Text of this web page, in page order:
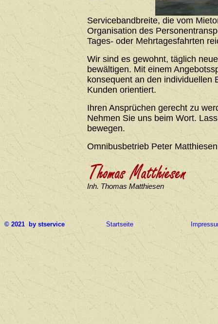
Servicebandbreite, die vom
Organisation des
Tages- oder Mehrtagesfahrten
Wir sind es gewohnt, täglich
bewältigen. Mit einem
konsequent an den individuellen
Kunden orientiert.
Ihren Ansprüchen gerecht zu
Nehmen Sie uns beim Wort.
bewegen.
Omnibusbetrieb Peter Matthiesen
Inh. Thomas Matthiesen
© 2021 by stservice Startseite